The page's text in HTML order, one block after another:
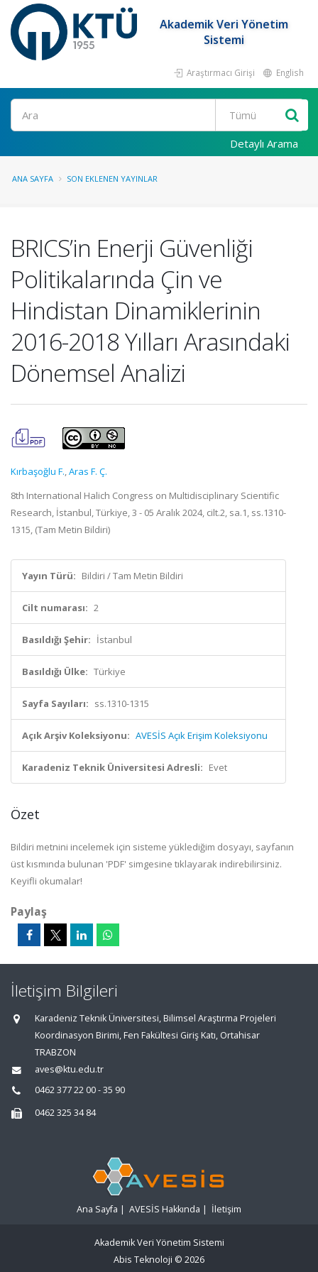
Akademik Veri Yönetim
Sistemi
Araştırmacı Girişi English
Ara
Detaylı Arama
ANA SAYFA SON EKLENEN YAYINLAR
BRICS’in Enerji Güvenliği
Politikalarında Çin ve
Hindistan Dinamiklerinin
2016-2018 Yılları Arasındaki
Dönemsel Analizi
Kırbaşoğlu F.,Aras F. Ç.
8th International Halich Congress on Multidisciplinary Scientific
Research, İstanbul, Türkiye, 3 - 05 Aralık 2024, cilt.2, sa.1, ss.1310-
1315, (Tam Metin Bildiri)
Yayın Türü: Bildiri / Tam Metin Bildiri
Cilt numarası: 2
Basıldığı Şehir: İstanbul
Basıldığı Ülke: Türkiye
Sayfa Sayıları: ss.1310-1315
Açık Arşiv Koleksiyonu: AVESİS Açık Erişim Koleksiyonu
Karadeniz Teknik Üniversitesi Adresli: Evet
Özet
Bildiri metnini incelemek için sisteme yüklediğim dosyayı, sayfanın
üst kısmında bulunan 'PDF' simgesine tıklayarak indirebilirsiniz.
Keyifli okumalar!
Paylaş
İletişim Bilgileri
Karadeniz Teknik Üniversitesi, Bilimsel Araştırma Projeleri
Koordinasyon Birimi, Fen Fakültesi Giriş Katı, Ortahisar
TRABZON
aves@ktu.edu.tr
0462 377 22 00 - 35 90
0462 325 34 84
Ana Sayfa | AVESİS Hakkında | İletişim
Akademik Veri Yönetim Sistemi
Abis Teknoloji © 2026